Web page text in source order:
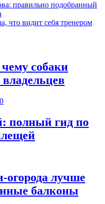
правильно подобранный
что видит себя тренером
собаки
0
полный гид по
лучше
балконы